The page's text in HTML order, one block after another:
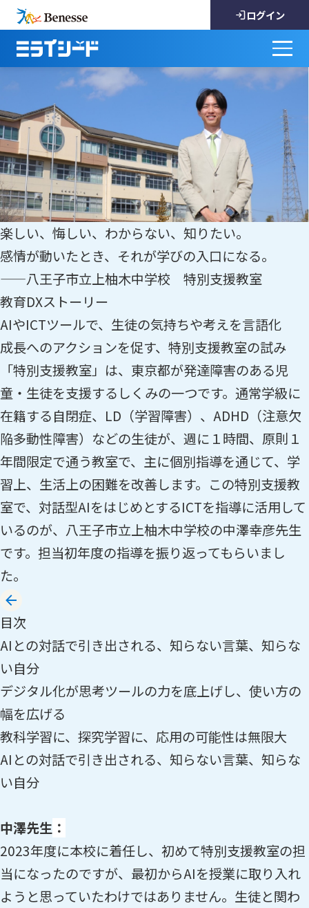
ログイン
楽しい、悔しい、わからない、知りたい。
感情が動いたとき、それが学びの入口になる。
——八王子市立上柚木中学校 特別支援教室
教育DXストーリー
AIやICTツールで、生徒の気持ちや考えを言語化
成長へのアクションを促す、特別支援教室の試み
「特別支援教室」は、東京都が発達障害のある児
童・生徒を支援するしくみの一つです。通常学級に
在籍する自閉症、LD（学習障害）、ADHD（注意欠
陥多動性障害）などの生徒が、週に１時間、原則１
年間限定で通う教室で、主に個別指導を通じて、学
習上、生活上の困難を改善します。この特別支援教
室で、対話型AIをはじめとするICTを指導に活用して
いるのが、八王子市立上柚木中学校の中澤幸彦先生
です。担当初年度の指導を振り返ってもらいまし
た。
目次
AIとの対話で引き出される、知らない言葉、知らな
い自分
デジタル化が思考ツールの力を底上げし、使い方の
幅を広げる
教科学習に、探究学習に、応用の可能性は無限大
AIとの対話で引き出される、知らない言葉、知らな
い自分
中澤先生 ：
2023年度に本校に着任し、初めて特別支援教室の担
当になったのですが、最初からAIを授業に取り入れ
ようと思っていたわけではありません。生徒と関わ